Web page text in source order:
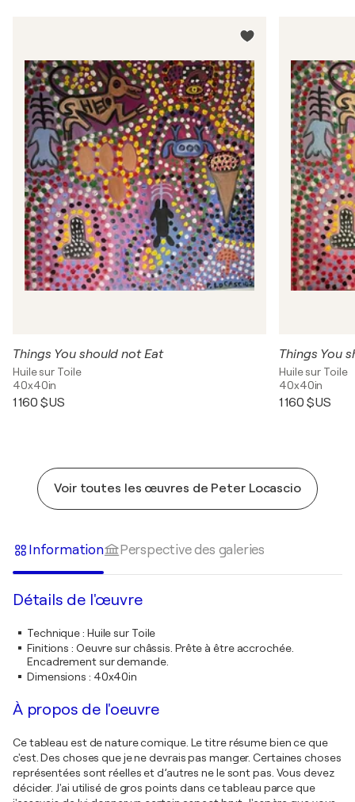
Things You should not Eat
Huile sur Toile
40x40in
1 160 $US
Things You
Huile sur Toile
40x40in
1 160 $US
Voir toutes les œuvres de Peter Locascio
Information Perspective des galeries
Détails de l'œuvre
Technique: Huile sur Toile
Finitions : Oeuvre sur châssis. Prête à être accrochée.
Encadrement sur demande.
Dimensions : 40x40in
À propos de l'oeuvre
Ce tableau est de nature comique. Le titre résume bien ce que
c'est. Des choses que je ne devrais pas manger. Certaines choses
représentées sont réelles et d’autres ne le sont pas. Vous devez
décider. J'ai utilisé de gros points dans ce tableau parce que